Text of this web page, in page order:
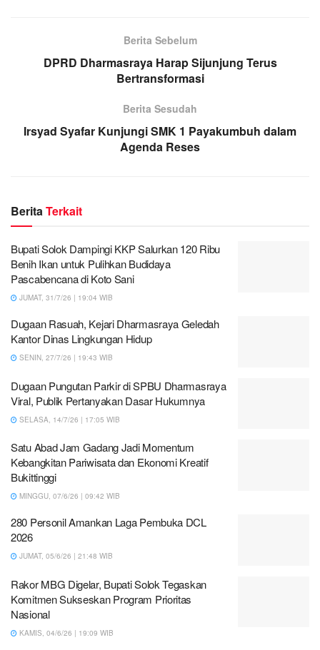
Berita Sebelum
DPRD Dharmasraya Harap Sijunjung Terus
Bertransformasi
Berita Sesudah
Irsyad Syafar Kunjungi SMK 1 Payakumbuh dalam
Agenda Reses
BeritaTerkait
Bupati Solok Dampingi KKP Salurkan 120 Ribu
Benih Ikan untuk Pulihkan Budidaya
Pascabencana di Koto Sani
JUMAT, 31/7/26 | 19:04 WIB
Dugaan Rasuah, Kejari Dharmasraya Geledah
Kantor Dinas Lingkungan Hidup
SENIN, 27/7/26 | 19:43 WIB
Dugaan Pungutan Parkir di SPBU Dharmasraya
Viral, Publik Pertanyakan Dasar Hukumnya
SELASA, 14/7/26 | 17:05 WIB
Satu Abad Jam Gadang Jadi Momentum
Kebangkitan Pariwisata dan Ekonomi Kreatif
Bukittinggi
MINGGU, 07/6/26 | 09:42 WIB
280 Personil Amankan Laga Pembuka DCL
2026
JUMAT, 05/6/26 | 21:48 WIB
Rakor MBG Digelar, Bupati Solok Tegaskan
Komitmen Sukseskan Program Prioritas
Nasional
KAMIS, 04/6/26 | 19:09 WIB